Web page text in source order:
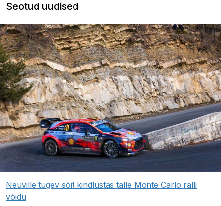
Seotud uudised
Neuville tugev sõit kindlustas talle Monte Carlo ralli
võidu